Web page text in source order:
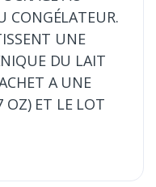
CONGÉLATEUR.
UNE
DU LAIT
A UNE
OZ) ET LE LOT